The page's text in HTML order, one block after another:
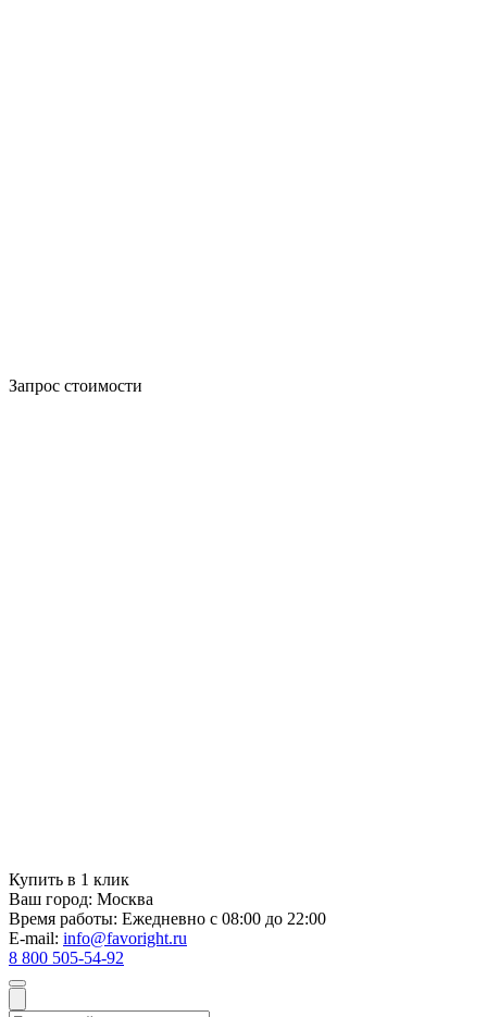
Запрос стоимости
Купить в 1 клик
Ваш город: Москва
Время работы: Ежедневно с 08:00 до 22:00
E-mail: info@favoright.ru
8 800 505-54-92